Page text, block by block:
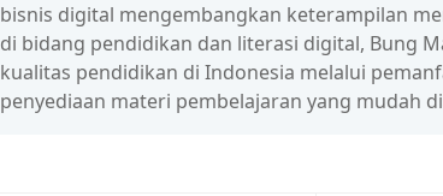
bisnis digital mengembangkan keterampilan
di bidang pendidikan dan literasi digital, Bung
kualitas pendidikan di Indonesia melalui
penyediaan materi pembelajaran yang mudah